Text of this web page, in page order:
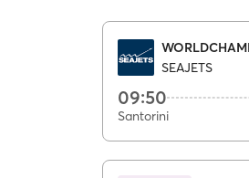
SEAJETS
09:50
Santorini